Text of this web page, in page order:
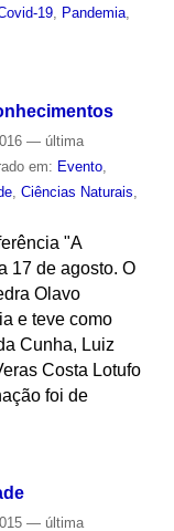
19, Pandemia,
— última
em: Evento,
, Ciências Naturais
"A
17 de agosto. O
Olavo
e teve como
Cunha, Luiz
Costa Lotufo
foi de
— última